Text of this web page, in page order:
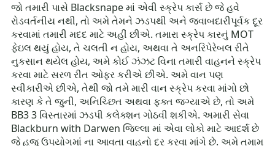
જો તમારી પાસે Blacksnape માં એવી સ્ક્રેપ કાર્સ છે જે હવે
રોડવર્તનીય નથી, તો અમે તેમને ઝડપથી અને જવાબદારીપૂર્વક દૂર
કરવામાં તમારી મદદ માટે અહીં છીએ. તમારા સ્ક્રેપ કારનું MOT
ફેઇલ થયું હોય, તે ચલતી ન હોય, અથવા તે અનરિપેરેબલ રીતે
નુકસાન થયેલ હોય, અમે કોઈ ઝંઝટ વિના તમારી વાહનને સ્ક્રેપ
કરવા માટે સરળ રીત ઓફર કરીએ છીએ. અમે વાન પણ
સ્વીકારીએ છીએ, તેથી જો તમે મારી વાન સ્ક્રેપ કરવા માંગો છો
કારણ કે તે જુની, અનિચ્છિત અથવા ફક્ત જગ્યાએ છે, તો અમે
BB3 3 વિસ્તારમાં ઝડપી કલેક્શન ગોઠવી શકીએ. અમારી સેવા
Blackburn with Darwen જિલ્લા માં એવા લોકો માટે આદર્શ છે
જે હજુ ઉપયોગમાં ના આવતા વાહનો દૂર કરવા માંગે છે. અમે તમામ